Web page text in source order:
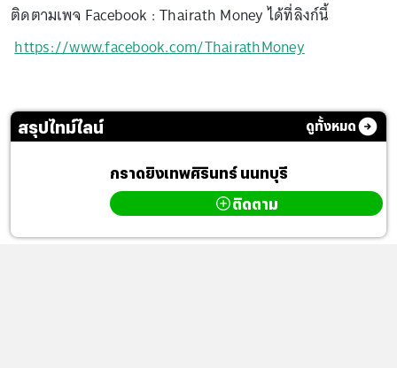
ติดตามเพจ Facebook : Thairath Money ได้ที่ลิงก์นี้
https://www.facebook.com/ThairathMoney
สรุปไทม์ไลน์ ดูทั้งหมด
กราดยิงเทพศิรินทร์ นนทบุรี
ติดตาม